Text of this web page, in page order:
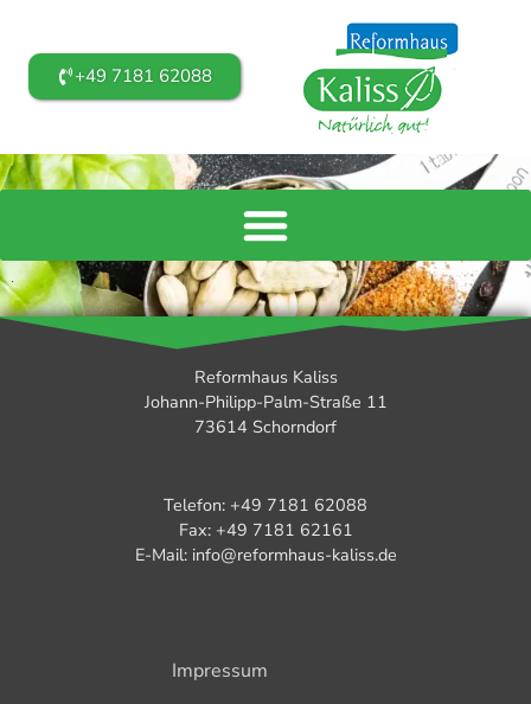
+49 7181 62088
Reformhaus Kaliss
Johann-Philipp-Palm-Straße 11
73614 Schorndorf
Telefon: +49 7181 62088
Fax: +49 7181 62161
E-Mail: info@reformhaus-kaliss.de
Impressum